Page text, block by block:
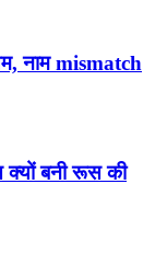
नाम mismatch
क्यों बनी रूस की